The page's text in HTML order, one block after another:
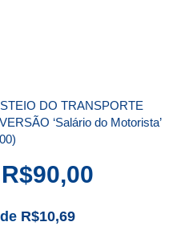
DO TRANSPORTE
‘Salário do Motorista’
R$90,00
R$10,69